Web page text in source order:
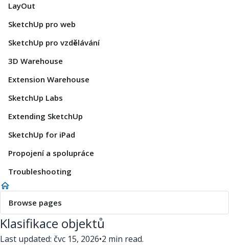
LayOut
SketchUp pro web
SketchUp pro vzdělávání
3D Warehouse
Extension Warehouse
SketchUp Labs
Extending SketchUp
SketchUp for iPad
Propojení a spolupráce
Troubleshooting
Browse pages
Klasifikace objektů
Last updated: čvc 15, 2026•2 min read.